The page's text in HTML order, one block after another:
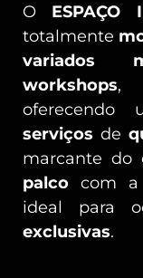
O ESPAÇO
totalmente
variados
workshops,
oferecendo
serviços de
marcante do
palco com a
ideal para
exclusivas.